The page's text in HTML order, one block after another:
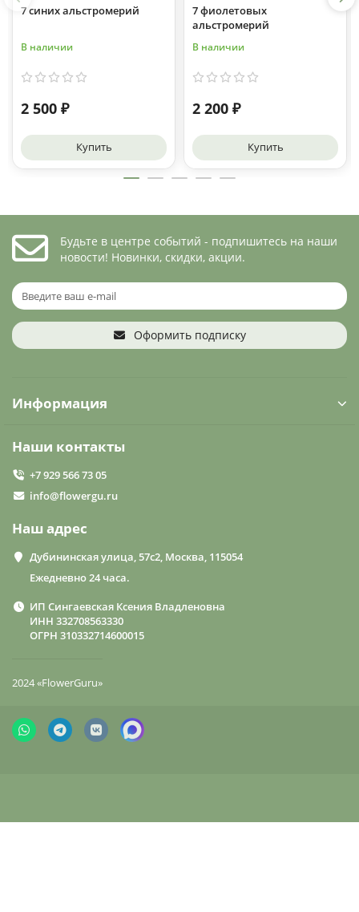
7 синих альстромерий
В наличии
2 500 ₽
Купить
7 фиолетовых
альстромерий
В наличии
2 200 ₽
Купить
Будьте в центре событий - подпишитесь на наши
новости! Новинки, скидки, акции.
Оформить подписку
Информация
Наши контакты
+7 929 566 73 05
info@flowergu.ru
Наш адрес
Дубининская улица, 57с2, Москва, 115054
Ежедневно 24 часа.
ИП Сингаевская Ксения Владленовна
ИНН 332708563330
ОГРН 310332714600015
2024 «FlowerGuru»